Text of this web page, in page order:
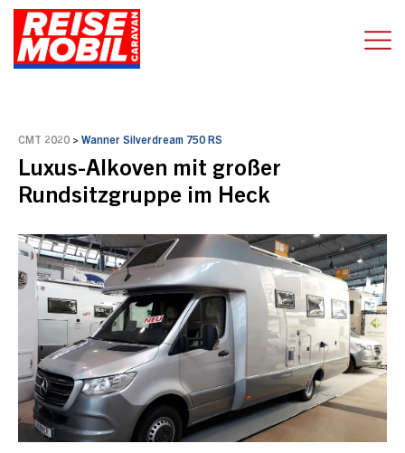
CMT 2020 > Wanner Silverdream 750 RS
Luxus-Alkoven mit großer
Rundsitzgruppe im Heck